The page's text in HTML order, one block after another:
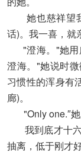
她也慈祥望我
话)。我一喜，就
"澄海。"她用
澄海。"她说时
习惯性的浑身有
廊)。
"Only one.″她
我到底才十六
抽离，低于刚才